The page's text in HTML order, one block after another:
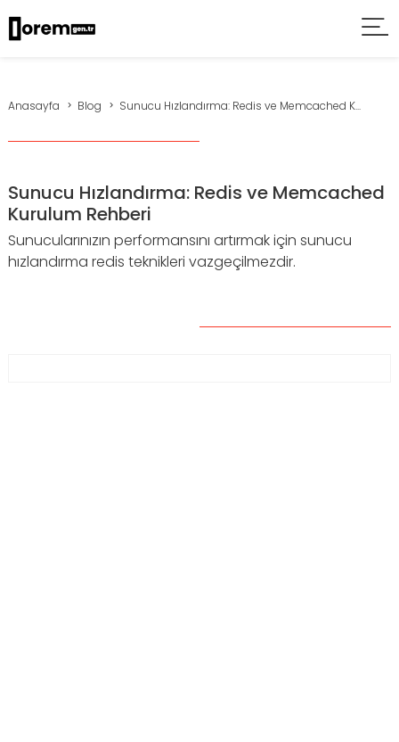
Anasayfa Blog Sunucu Hızlandırma: Redis ve Memcached K...
Sunucu Hızlandırma: Redis ve Memcached
Kurulum Rehberi
Sunucularınızın performansını artırmak için sunucu
hızlandırma redis teknikleri vazgeçilmezdir.